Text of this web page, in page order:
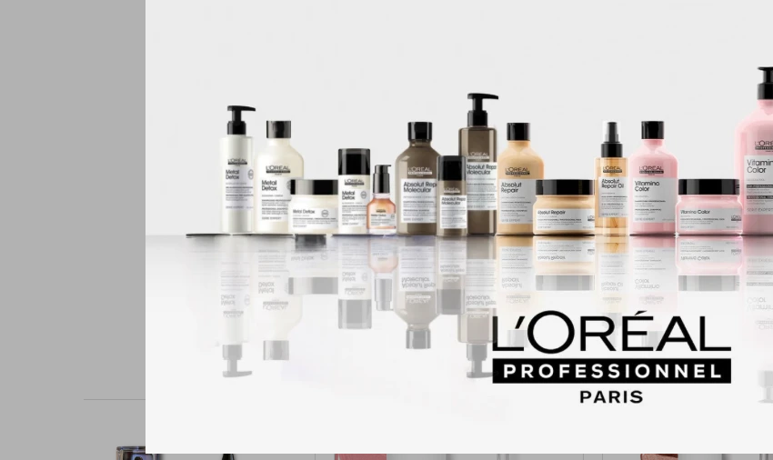
sombra de ojos metálica incluye polvo de diamante brillante real para crear un
preciosas. Añade agua mineral relajante y vitamina E nutritiva para una sombra de ojos
deslumbrantes.Uso mineral: el maquillaje y los cosméticos dentro de la colección
son extra transpirables, lo que los convierte en un complemento perfecto para aquellos
varios problemas de piel. Muchos productos dentro de esta línea también cuentan con
adicional.Hecho para pieles sensibles: el maquillaje Physicians Formula está
en la salud y la comodidad de tu piel. Es por eso que utilizamos ingredientes de alta
sentirte hermosa desde adentro hacia afuera.Libre de crueldad: todas las bases de
de ojos, pintalabios y otros cosméticos siempre están libres de crueldad animal y
Productos que te pueden interesar